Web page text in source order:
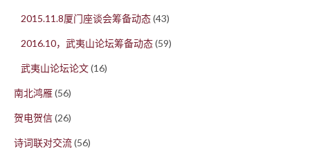
2015.11.8厦门座谈会筹备动态(43)
2016.10，武夷山论坛筹备动态(59)
武夷山论坛论文(16)
南北鸿雁(56)
贺电贺信(26)
诗词联对交流(56)